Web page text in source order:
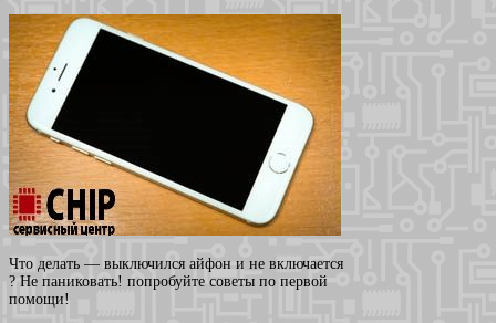
Что делать — выключился айфон и не включается
? Не паниковать! попробуйте советы по первой
помощи!